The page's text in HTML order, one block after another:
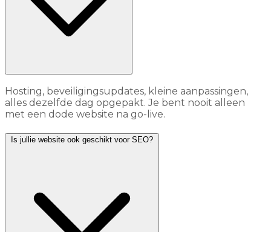
Hosting, beveiligingsupdates, kleine aanpassingen,
alles dezelfde dag opgepakt. Je bent nooit alleen
met een dode website na go-live.
Is jullie website ook geschikt voor SEO?